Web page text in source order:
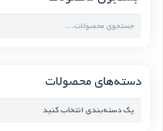
جستجو
دسته‌های محصولات
یک دسته‌بندی انتخاب کنید